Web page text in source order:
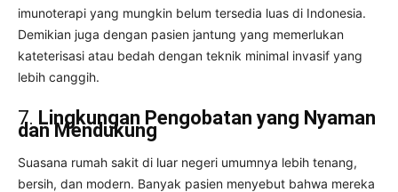
imunoterapi yang mungkin belum tersedia luas di Indonesia.
Demikian juga dengan pasien jantung yang memerlukan
kateterisasi atau bedah dengan teknik minimal invasif yang
lebih canggih.
7. Lingkungan Pengobatan yang Nyaman
dan Mendukung
Suasana rumah sakit di luar negeri umumnya lebih tenang,
bersih, dan modern. Banyak pasien menyebut bahwa mereka